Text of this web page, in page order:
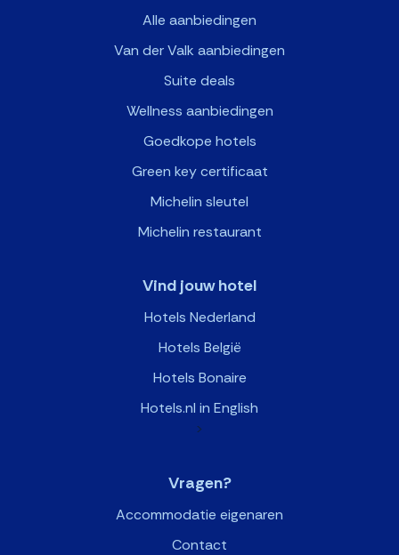
Alle aanbiedingen
Van der Valk aanbiedingen
Suite deals
Wellness aanbiedingen
Goedkope hotels
Green key certificaat
Michelin sleutel
Michelin restaurant
Vind jouw hotel
Hotels Nederland
Hotels België
Hotels Bonaire
Hotels.nl in English
>
Vragen?
Accommodatie eigenaren
Contact